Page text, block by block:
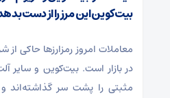
بیت‌کوین این مرز را از دست
معاملات امروز رمزارز‌ها حاکی
در بازار است. بیت‌کوین و سایر
مثبتی را پشت سر گذاشته‌اند و